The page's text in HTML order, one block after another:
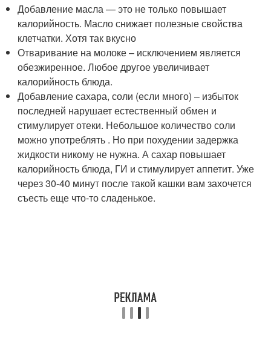
Добавление масла — это не только повышает
калорийность. Масло снижает полезные свойства
клетчатки. Хотя так вкусно
Отваривание на молоке – исключением является
обезжиренное. Любое другое увеличивает
калорийность блюда.
Добавление сахара, соли (если много) – избыток
последней нарушает естественный обмен и
стимулирует отеки. Небольшое количество соли
можно употреблять . Но при похудении задержка
жидкости никому не нужна. А сахар повышает
калорийность блюда, ГИ и стимулирует аппетит. Уже
через 30-40 минут после такой кашки вам захочется
съесть еще что-то сладенькое.